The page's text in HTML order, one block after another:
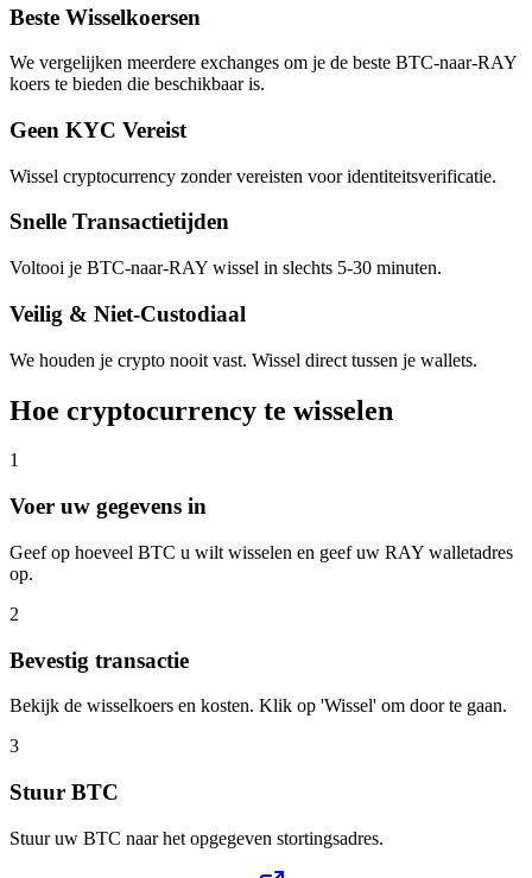
Beste Wisselkoersen
We vergelijken meerdere exchanges om je de beste BTC-naar-RAY
koers te bieden die beschikbaar is.
Geen KYC Vereist
Wissel cryptocurrency zonder vereisten voor identiteitsverificatie.
Snelle Transactietijden
Voltooi je BTC-naar-RAY wissel in slechts 5-30 minuten.
Veilig & Niet-Custodiaal
We houden je crypto nooit vast. Wissel direct tussen je wallets.
Hoe cryptocurrency te wisselen
1
Voer uw gegevens in
Geef op hoeveel BTC u wilt wisselen en geef uw RAY walletadres
op.
2
Bevestig transactie
Bekijk de wisselkoers en kosten. Klik op 'Wissel' om door te gaan.
3
Stuur BTC
Stuur uw BTC naar het opgegeven stortingsadres.